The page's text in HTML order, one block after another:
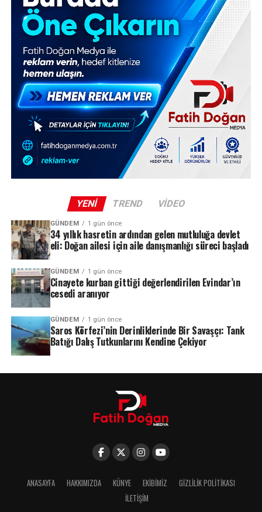
YENI TREND VIDEO
GÜNDEM 1 gün önce
34 yıllık hasretin ardından gelen mutluluğa devlet
eli: Doğan ailesi için aile danışmanlığı süreci başladı
GÜNDEM 1 gün önce
Cinayete kurban gittiği değerlendirilen Evindar’ın
cesedi aranıyor
GÜNDEM 1 gün önce
Saros Körfezi’nin Derinliklerinde Bir Savaşçı: Tank
Batığı Dalış Tutkunlarını Kendine Çekiyor
ANASAYFA HAKKIMIZDA KÜNYE EKIBIMIZ
GIZLILIK POLITIKASI
İLETIŞIM